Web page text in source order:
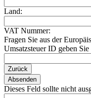
Land:
VAT Nummer:
Fragen Sie aus der
Umsatzsteuer ID geben
Zurück
Absenden
Dieses Feld sollte nicht